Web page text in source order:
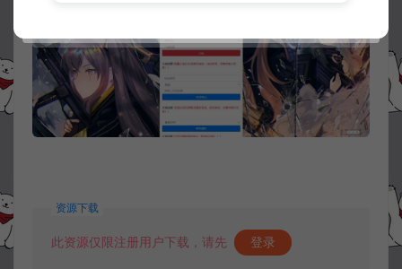
资源下载
此资源仅限注册用户下载，请先 登录